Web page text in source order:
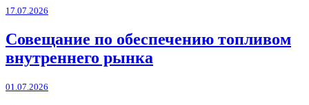
17.07.2026
Совещание по обеспечению топливом
внутреннего рынка
01.07.2026